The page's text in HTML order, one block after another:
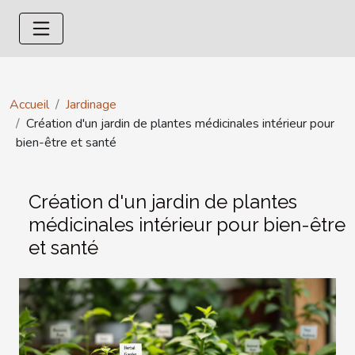
Accueil
Jardinage
Création d'un jardin de plantes médicinales intérieur pour
bien-être et santé
Création d'un jardin de plantes
médicinales intérieur pour bien-être
et santé